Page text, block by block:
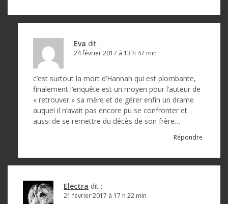
Eva dit :
24 février 2017 à 13 h 47 min
c’est surtout la mort d’Hannah qui est plombante,
finalement l’enquête est un moyen pour l’auteur de
« retrouver » sa mère et de gérer enfin un drame
auquel il n’avait pas encore pu se confronter et
aussi de se remettre du décès de son frère…
Répondre
Electra dit :
21 février 2017 à 17 h 22 min